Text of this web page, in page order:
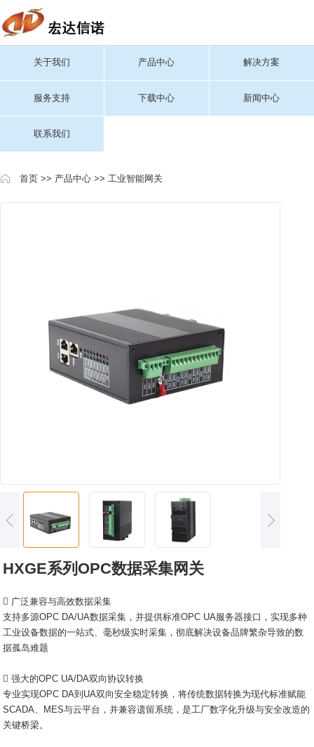
关于我们 产品中心 解决方案
服务支持 下载中心 新闻中心
联系我们
首页 >> 产品中心 >> 工业智能网关
HXGE系列OPC数据采集网关
 广泛兼容与高效数据采集
支持多源OPC DA/UA数据采集，并提供标准OPC UA服务器接口，实现多种
工业设备数据的一站式、毫秒级实时采集，彻底解决设备品牌繁杂导致的数
据孤岛难题
 强大的OPC UA/DA双向协议转换
专业实现OPC DA到UA双向安全稳定转换，将传统数据转换为现代标准赋能
SCADA、MES与云平台，并兼容遗留系统，是工厂数字化升级与安全改造的
关键桥梁。